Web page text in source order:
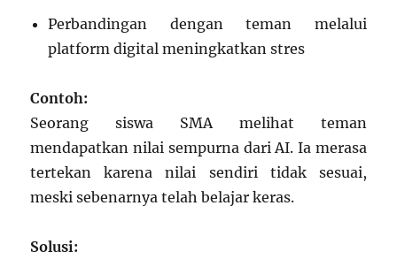
Perbandingan dengan teman melalui
platform digital meningkatkan stres
Contoh:
Seorang siswa SMA melihat teman
mendapatkan nilai sempurna dari AI. Ia merasa
tertekan karena nilai sendiri tidak sesuai,
meski sebenarnya telah belajar keras.
Solusi: